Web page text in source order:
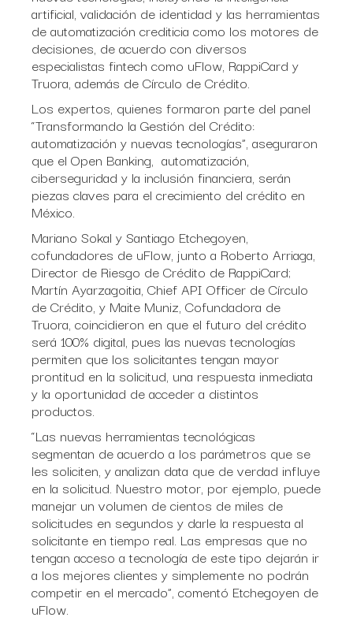
artificial, validación de identidad y las herramientas
de automatización crediticia como los motores de
decisiones, de acuerdo con diversos
especialistas fintech como uFlow, RappiCard y
Truora, además de Círculo de Crédito.
Los expertos, quienes formaron parte del panel
“Transformando la Gestión del Crédito:
automatización y nuevas tecnologías”, aseguraron
que el Open Banking, automatización,
ciberseguridad y la inclusión financiera, serán
piezas claves para el crecimiento del crédito en
México.
Mariano Sokal y Santiago Etchegoyen,
cofundadores de uFlow, junto a Roberto Arriaga,
Director de Riesgo de Crédito de RappiCard;
Martín Ayarzagoitia, Chief API Officer de Círculo
de Crédito, y Maite Muniz, Cofundadora de
Truora, coincidieron en que el futuro del crédito
será 100% digital, pues las nuevas tecnologías
permiten que los solicitantes tengan mayor
prontitud en la solicitud, una respuesta inmediata
y la oportunidad de acceder a distintos
productos.
“Las nuevas herramientas tecnológicas
segmentan de acuerdo a los parámetros que se
les soliciten, y analizan data que de verdad influye
en la solicitud. Nuestro motor, por ejemplo, puede
manejar un volumen de cientos de miles de
solicitudes en segundos y darle la respuesta al
solicitante en tiempo real. Las empresas que no
tengan acceso a tecnología de este tipo dejarán ir
a los mejores clientes y simplemente no podrán
competir en el mercado”, comentó Etchegoyen de
uFlow.